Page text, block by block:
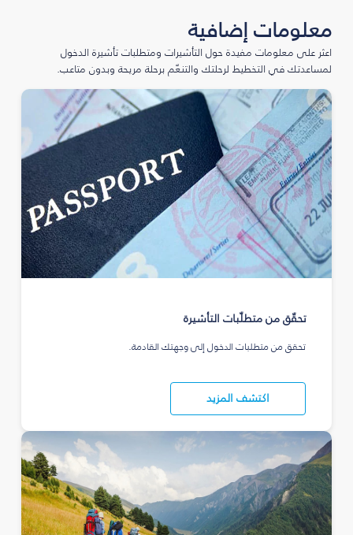
معلومات إضافية
اعثر على معلومات مفيدة حول التأشيرات ومتطلبات تأشيرة الدخول
لمساعدتك في التخطيط لرحلتك والتنعّم برحلة مريحة وبدون متاعب.
تحقّق من متطلّبات التأشيرة
تحقق من متطلبات الدخول إلى وجهتك القادمة.
اكتشف المزيد